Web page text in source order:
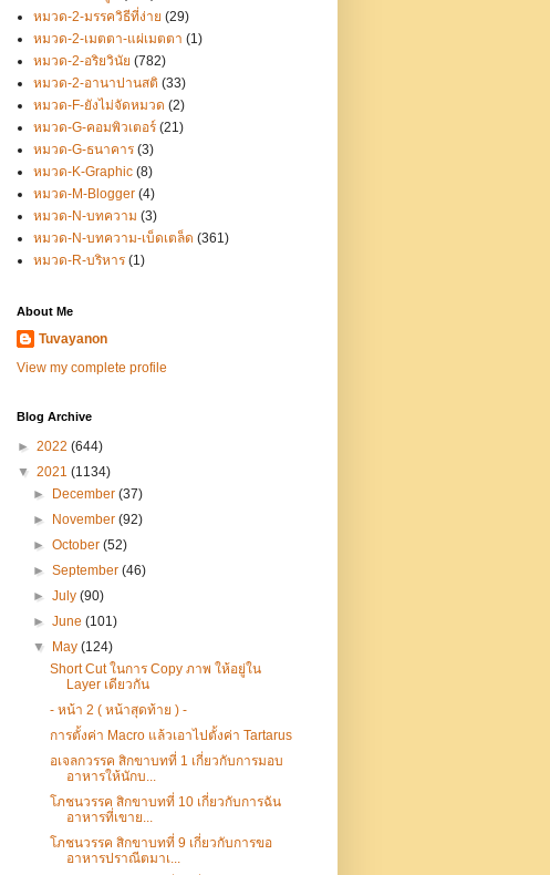
หมวด-2-มรรควิธีที่ง่าย (29)
หมวด-2-เมตตา-แผ่เมตตา (1)
หมวด-2-อริยวินัย (782)
หมวด-2-อานาปานสติ (33)
หมวด-F-ยังไม่จัดหมวด (2)
หมวด-G-คอมพิวเตอร์ (21)
หมวด-G-ธนาคาร (3)
หมวด-K-Graphic (8)
หมวด-M-Blogger (4)
หมวด-N-บทความ (3)
หมวด-N-บทความ-เบ็ดเตล็ด (361)
หมวด-R-บริหาร (1)
About Me
Tuvayanon
View my complete profile
Blog Archive
► 2022 (644)
▼ 2021 (1134)
►
December(37)
►
November(92)
►October(52)
►September(46)
►July(90)
►June(101)
▼
May(124)
Short Cut ในการ Copy ภาพ ให้อยู่ใน
Layer เดียวกัน
- หน้า 2 ( หน้าสุดท้าย ) -
การตั้งค่า Macro แล้วเอาไปตั้งค่า Tartarus
อเจลกวรรค สิกขาบทที่ 1 เกี่ยวกับการมอบ
อาหารให้นักบ...
โภชนวรรค สิกขาบทที่ 10 เกี่ยวกับการฉัน
อาหารที่เขาย...
โภชนวรรค สิกขาบทที่ 9 เกี่ยวกับการขอ
อาหารปราณีตมาเ...